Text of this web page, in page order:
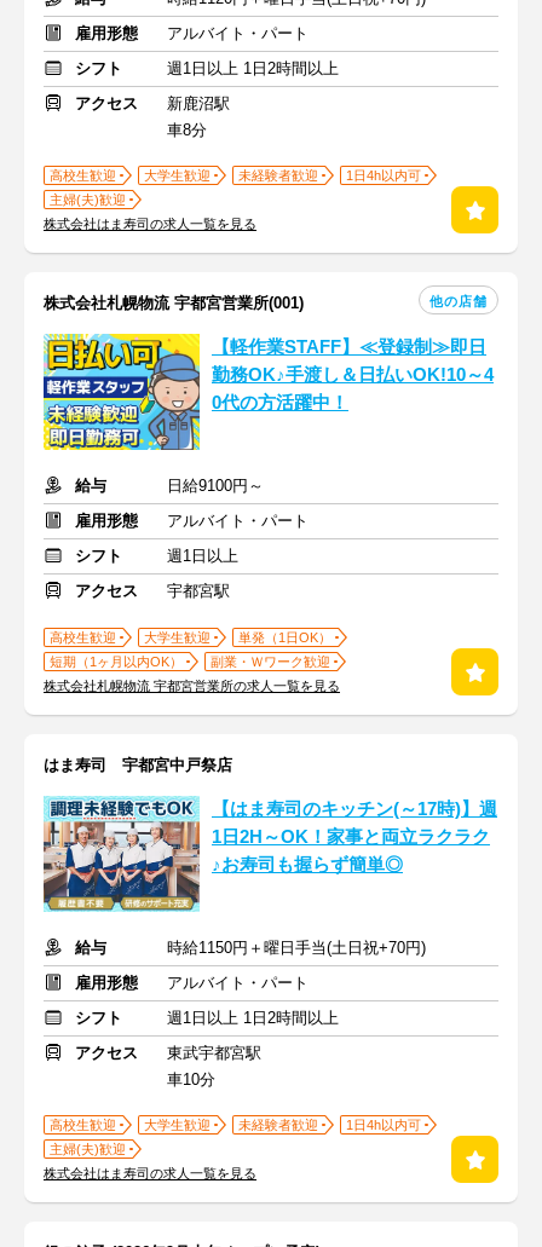
雇用形態
アルバイト・パート
シフト
週1日以上 1日2時間以上
アクセス
新鹿沼駅
車8分
高校生歓迎 大学生歓迎 未経験者歓迎
1日4h以内可
主婦(夫)歓迎
株式会社はま寿司の求人一覧を見る
株式会社札幌物流 宇都宮営業所(001) 他の店舗
【軽作業STAFF】≪登録制≫即日
勤務OK♪手渡し＆日払いOK!10～4
0代の方活躍中！
給与
日給9100円～
雇用形態
アルバイト・パート
シフト
週1日以上
アクセス
宇都宮駅
高校生歓迎 大学生歓迎
単発（1日OK）
短期（1ヶ月以内OK）
副業・Ｗワーク歓迎
株式会社札幌物流 宇都宮営業所の求人一覧を見る
はま寿司 宇都宮中戸祭店
【はま寿司のキッチン(～17時)】週
1日2H～OK！家事と両立ラクラク
♪お寿司も握らず簡単◎
給与
時給1150円＋曜日手当(土日祝+70円)
雇用形態
アルバイト・パート
シフト
週1日以上 1日2時間以上
アクセス
東武宇都宮駅
車10分
高校生歓迎 大学生歓迎 未経験者歓迎
1日4h以内可
主婦(夫)歓迎
株式会社はま寿司の求人一覧を見る